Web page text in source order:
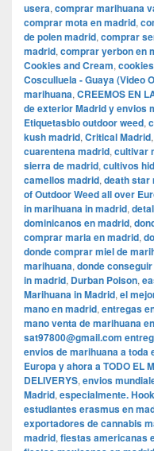
usera, comprar marihuana
comprar mota en madrid,
de polen madrid, comprar
madrid, comprar yerbon en
Cookies and Cream,
Cosculluela - Guaya (Video
marihuana, CREEMOS EN
de exterior Madrid y envios
Etiquetasbio outdoor weed,
kush madrid, Critical Madrid,
cuarentena madrid, cultivar
sierra de madrid, cultivos
camellos madrid, death star
of Outdoor Weed all over
in marihuana in madrid,
dominicanos en madrid,
comprar maria en madrid,
donde comprar miel de
marihuana, donde
in madrid, Durban Poison,
Marihuana in Madrid, el
mano en madrid, entregas
mano venta de marihuana
sat97800@gmail.com
envios de marihuana a toda
Europa y ahora a TODO EL
DELIVERYS, envios
Madrid, especialmente.
estudiantes erasmus en
exportadores de cannabis
madrid, fiestas americanas